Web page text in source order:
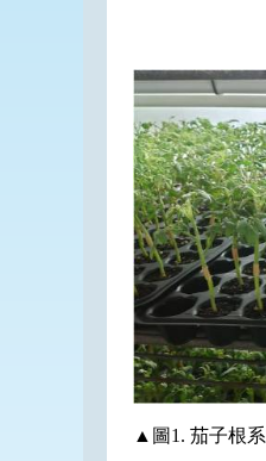
▲圖1. 茄子根